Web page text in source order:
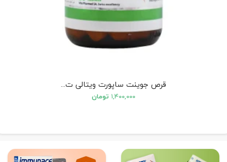
قرص جوینت ساپورت ویتالی ت...
۱,۴۰۰,۰۰۰ تومان